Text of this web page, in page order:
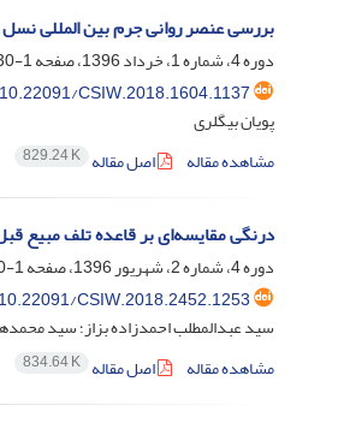
بررسی عنصر روانی جرم بین المللی
دوره 4، شماره 1، خرداد 1396، صفحه
1-30
10.22091/CSIW.2018.1604.1137
پویان بیگلری
مشاهده مقاله
اصل مقاله 829.24 K
درنگی مقایسه‌ای بر قاعده تلف مبیع قبل از قبض در ماده 387 قانون مدنی (مطالعه تطبیقی در فقه
دوره 4، شماره 2، شهریور 1396، صفحه
1-30
10.22091/CSIW.2018.2452.1253
سید عبدالمطلب احمدزاده بزاز؛ سید
مشاهده مقاله
اصل مقاله 834.64 K